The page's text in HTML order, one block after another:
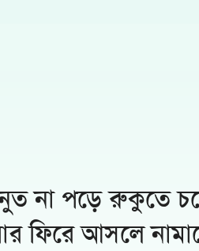
না পড়ে রুকুতে
ফিরে আসলে